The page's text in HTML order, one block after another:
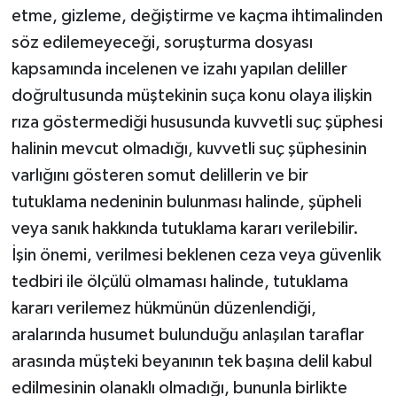
etme, gizleme, değiştirme ve kaçma ihtimalinden
söz edilemeyeceği, soruşturma dosyası
kapsamında incelenen ve izahı yapılan deliller
doğrultusunda müştekinin suça konu olaya ilişkin
rıza göstermediği hususunda kuvvetli suç şüphesi
halinin mevcut olmadığı, kuvvetli suç şüphesinin
varlığını gösteren somut delillerin ve bir
tutuklama nedeninin bulunması halinde, şüpheli
veya sanık hakkında tutuklama kararı verilebilir.
İşin önemi, verilmesi beklenen ceza veya güvenlik
tedbiri ile ölçülü olmaması halinde, tutuklama
kararı verilemez hükmünün düzenlendiği,
aralarında husumet bulunduğu anlaşılan taraflar
arasında müşteki beyanının tek başına delil kabul
edilmesinin olanaklı olmadığı, bununla birlikte